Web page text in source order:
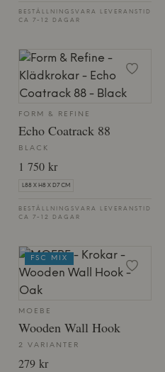
BESTÄLLNINGSVARA LEVERANSTID
CA 7-12 DAGAR
FORM & REFINE
Echo Coatrack 88
BLACK
1 750 kr
L88 X H8 X D7 CM
BESTÄLLNINGSVARA LEVERANSTID
CA 7-12 DAGAR
MOEBE
Wooden Wall Hook
2 VARIANTER
279 kr
FSC MIX